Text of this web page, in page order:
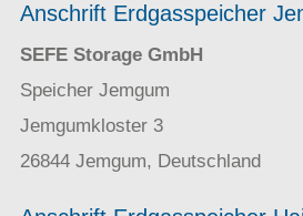
Anschrift Erdgasspeicher
SEFE Storage GmbH
Speicher Jemgum
Jemgumkloster 3
26844 Jemgum, Deutschland